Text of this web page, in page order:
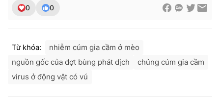
0 0
Từ khóa:
nhiễm cúm gia cầm ở mèo
nguồn gốc của đợt bùng phát dịch
chủng cúm gia cầm
virus ở động vật có vú